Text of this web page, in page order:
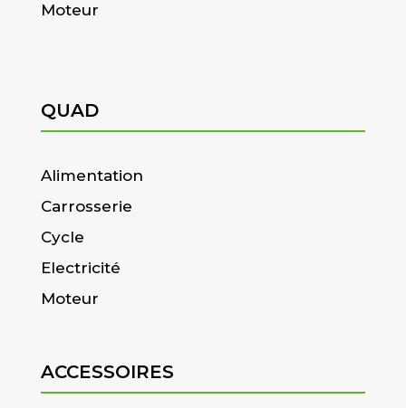
Moteur
QUAD
Alimentation
Carrosserie
Cycle
Electricité
Moteur
ACCESSOIRES